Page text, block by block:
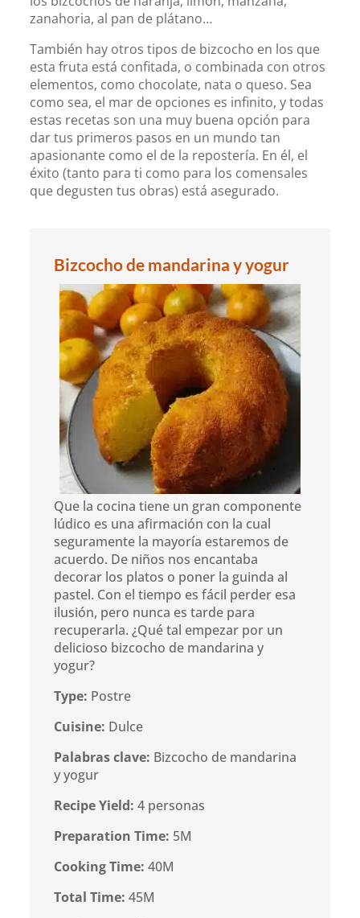
zanahoria, al pan de plátano…
También hay otros tipos de bizcocho en los que
esta fruta está confitada, o combinada con otros
elementos, como chocolate, nata o queso. Sea
como sea, el mar de opciones es infinito, y todas
estas recetas son una muy buena opción para
dar tus primeros pasos en un mundo tan
apasionante como el de la repostería. En él, el
éxito (tanto para ti como para los comensales
que degusten tus obras) está asegurado.
Bizcocho de mandarina y yogur
Que la cocina tiene un gran componente
lúdico es una afirmación con la cual
seguramente la mayoría estaremos de
acuerdo. De niños nos encantaba
decorar los platos o poner la guinda al
pastel. Con el tiempo es fácil perder esa
ilusión, pero nunca es tarde para
recuperarla. ¿Qué tal empezar por un
delicioso bizcocho de mandarina y
yogur?
Type: Postre
Cuisine: Dulce
Palabras clave: Bizcocho de mandarina
y yogur
Recipe Yield:4 personas
Preparation Time: 5M
Cooking Time:40M
Total Time:45M